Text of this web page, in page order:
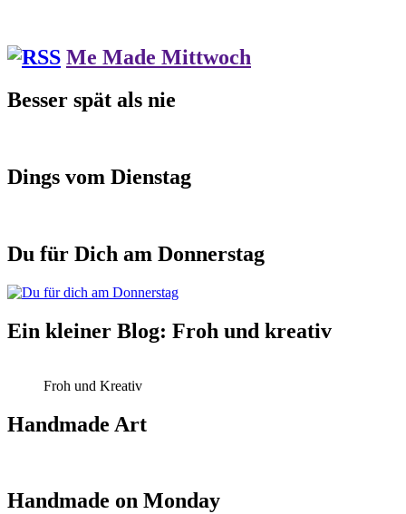
Me Made Mittwoch
Besser spät als nie
Dings vom Dienstag
Du für Dich am Donnerstag
Ein kleiner Blog: Froh und kreativ
Froh und Kreativ
Handmade Art
Handmade on Monday